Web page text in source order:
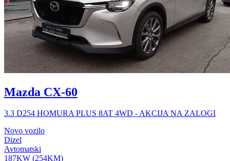
Mazda CX-60
3.3 D254 HOMURA PLUS 8AT 4WD - AKCIJA NA ZALOGI
Novo vozilo
Dizel
Avtomatski
187KW (254KM)